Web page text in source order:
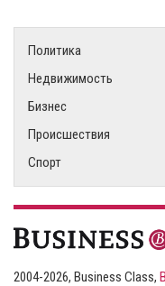
Политика
Недвижимость
Бизнес
Происшествия
Спорт
2004-2026, Business Class,